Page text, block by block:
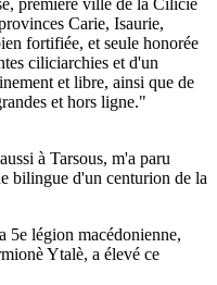
première ville de la Cilicie
Carie, Isaurie,
fortifiée, et seule honorée
ciliciarchies et d'un
et libre, ainsi que de
et hors ligne."
à Tarsous, m'a paru
bilingue d'un centurion de la
5e légion macédonienne,
Ytalè, a élevé ce